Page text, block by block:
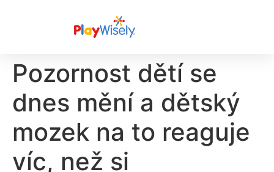
Pozornost dětí se
dnes mění a dětský
mozek na to reaguje
víc, než si